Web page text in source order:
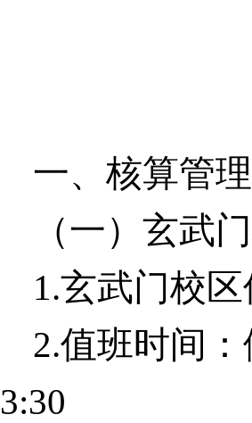
一、核算管
（一）玄武
1.玄武门校
2.值班时间
3:30